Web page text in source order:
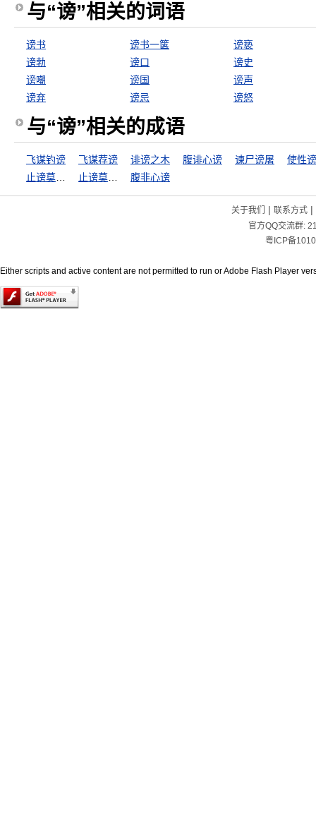
与“谤”相关的词语
谤书 谤书一箧
谤亵
谤勃
谤口
谤史
谤嘲
谤国
谤声
谤弃
谤忌 谤怒
与“谤”相关的成语
飞谋钓谤 飞谋荐谤 诽谤之木 腹诽心谤 谏尸谤屠
使性
腹非心谤
关于我们 | 联系方式|
官方QQ交流群:
粤ICP备
Either scripts and active content are not permitted to run or Adobe Flash Player